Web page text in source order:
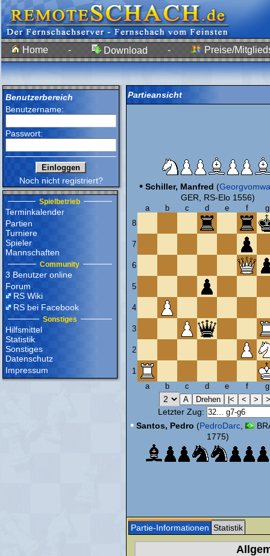
Home - Download - Preise/
Benutzerbereich
Benutzername:
Passwort:
Noch nicht registriert?
Spielbetrieb
Terminkalender
Partien
Turniere
Spieler
Mannschaften
Community
3 Benutzer online
Forum
RS Wiki
RS bei Facebook
Sonstiges
Hilfsmittel
Statistik
Sonstiges
Datenschutz
Impressum
Partieansicht
• Schiller, Manfred (
GER, RS-Elo 1556)
a b c d e f
g
8
7
6
5
4
3
2
1
a
b c d e f g
Letzter Zug:
• Santos, Pedro (PedroDarc
1775)
Partie-Informationen Statistik